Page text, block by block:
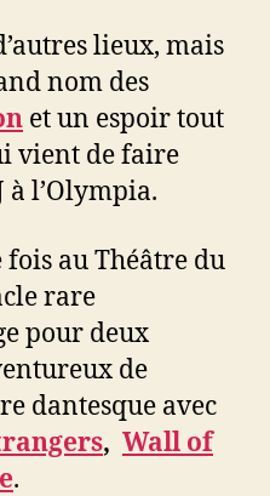
lieux, mais
nom des
et un espoir tout
vient de faire
l’Olympia.
au Théâtre du
rare
pour deux
de
dantesque avec
, Wall of
.